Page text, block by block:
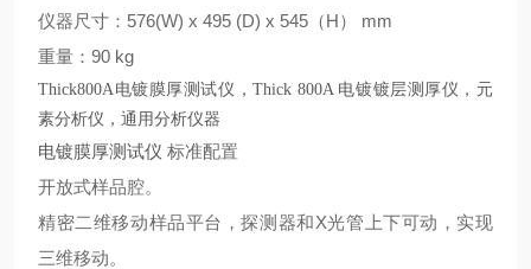
仪器尺寸： 576(W) x 495 (D) x 545 （H） mm
重量： 90 kg
Thick800A电镀膜厚测试仪，Thick 800A 电镀镀层测厚仪，元
素分析仪，通用分析仪器
电镀膜厚测试仪 标准配置
开放式样品腔。
精密二维移动样品平台，探测器和X光管上下可动，实现
三维移动。